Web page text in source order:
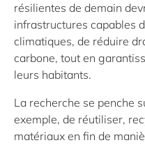
résilientes de demain
infrastructures capables
climatiques, de réduire
carbone, tout en
leurs habitants.
La recherche se penche
exemple, de réutiliser,
matériaux en fin de